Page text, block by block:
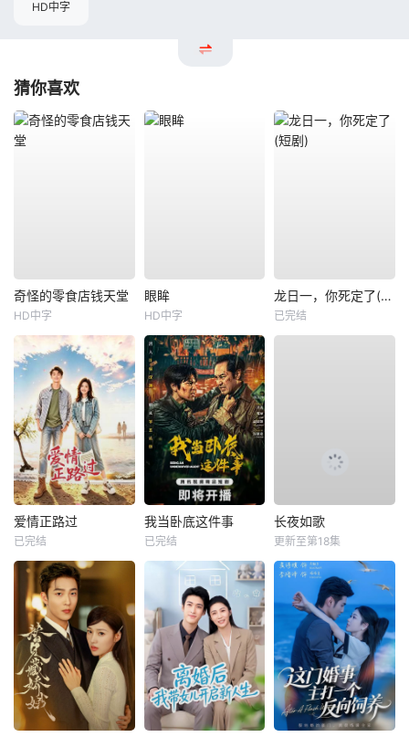
HD中字
猜你喜欢
奇怪的零食店钱天堂
HD中字
眼眸
HD中字
龙日一，你死定了(短剧)
已完结
爱情正路过
已完结
我当卧底这件事
已完结
长夜如歌
更新至第18集